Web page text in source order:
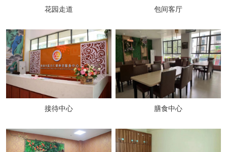
花园走道 包间客厅
接待中心 膳食中心